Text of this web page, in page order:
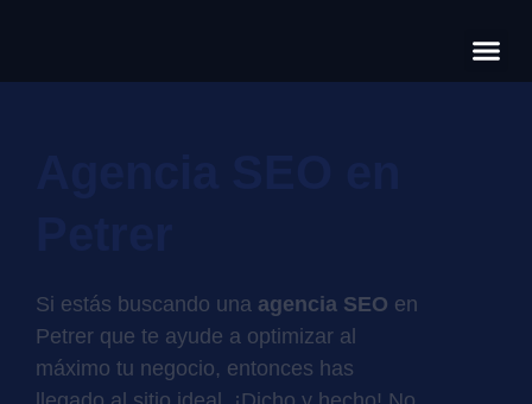
Si estás buscando una agencia SEO en
Petrer que te ayude a optimizar al
máximo tu negocio, entonces has